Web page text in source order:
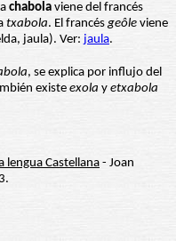
chabola viene del francés
txabola. El francésgeôle viene
jaula). Ver: jaula.
, se explica por influjo del
existeexola y etxabola
lengua Castellana - Joan